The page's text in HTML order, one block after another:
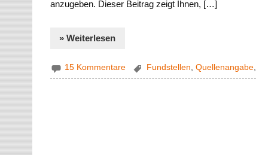
anzugeben. Dieser Beitrag zeigt Ihnen, […]
» Weiterlesen
15 Kommentare Fundstellen, Quellenangabe,